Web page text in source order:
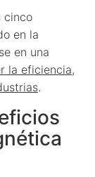
cinco
en la
en una
la eficiencia,
.